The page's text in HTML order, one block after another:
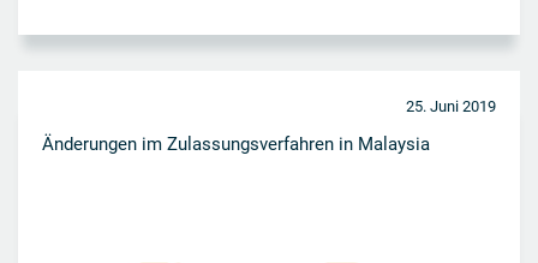
25. Juni 2019
Änderungen im Zulassungsverfahren in Malaysia